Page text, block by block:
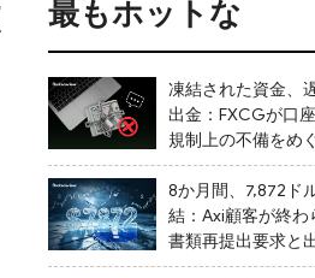
最もホットな
凍結された資金、
出金：FXCGが口
規制上の不備をめ
家からの苦情に直
8か月間、7,872ド
結：Axi顧客が終わ
書類再提出要求と
を告発